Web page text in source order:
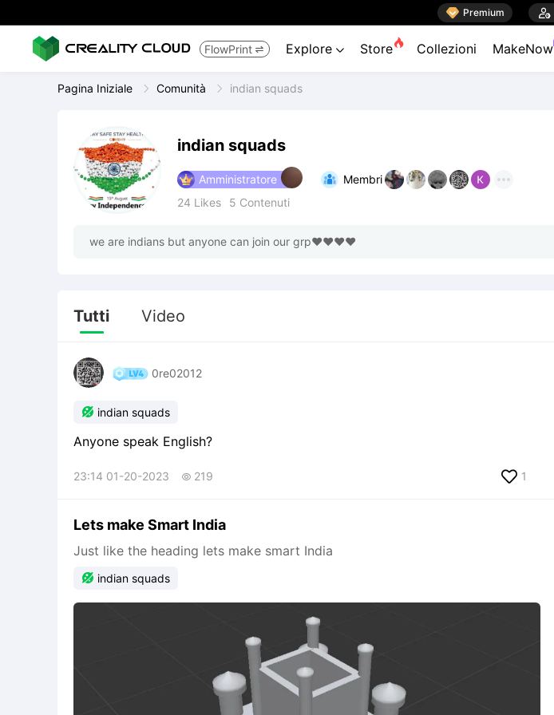
 Premium 
FlowPrint  Explore  Store Collezioni MakeNow
Pagina Iniziale Comunità indian squads
indian squads
Amministratore
Membri
24 Likes 5 Contenuti
we are indians but anyone can join our grp❤️❤️❤️❤️
Tutti Video
0re02012
 indian squads
Anyone speak English?
23:14 01-20-2023  219 1
Lets make Smart India
Just like the heading lets make smart India
 indian squads